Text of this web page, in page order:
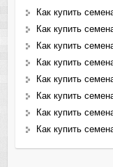
Как купить
Как купить
Как купить
Как купить
Как купить
Как купить
Как купить
Как купить